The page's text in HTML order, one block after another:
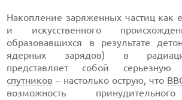
Накопление заряженных частиц как
и искусственного
образовавшихся в результате
ядерных зарядов) в
представляет собой
спутников – настолько острую, что
возможность